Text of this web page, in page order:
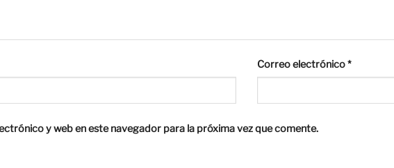
Correo electrónico*
y web en este navegador para la próxima vez que comente.